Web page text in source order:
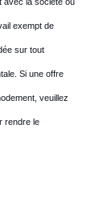
exempt de
sur tout
Si une offre
veuillez
rendre le